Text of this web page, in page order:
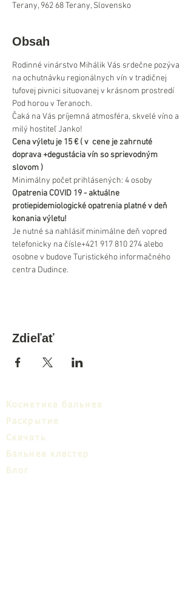
Terany, 962 68 Terany, Slovensko
Obsah
Rodinné vinárstvo Mihálik Vás srdečne pozýva
na ochutnávku regionálnych vín v tradičnej
tufovej pivnici situovanej v krásnom prostredí
Pod horou v Teranoch.
Čaká na Vás príjemná atmosféra, skvelé víno a
milý hostiteľ Janko!
Cena výletu je 15 € ( v  cene je zahrnuté
doprava +degustácia vín so sprievodným
slovom )
Minimálny počet prihlásených: 4 osoby
Opatrenia COVID 19 - aktuálne
protiepidemiologické opatrenia platné v deň
konania výletu!
Je nutné sa nahlásiť minimálne deň vopred
telefonicky na čísle+421 917 810 274 alebo
osobne v budove Turistického informačného
centra Dudince.
Zdieľať
Косметика бальнеа
Раскрытие
Cкачать
Бальнеa кластер
Блог